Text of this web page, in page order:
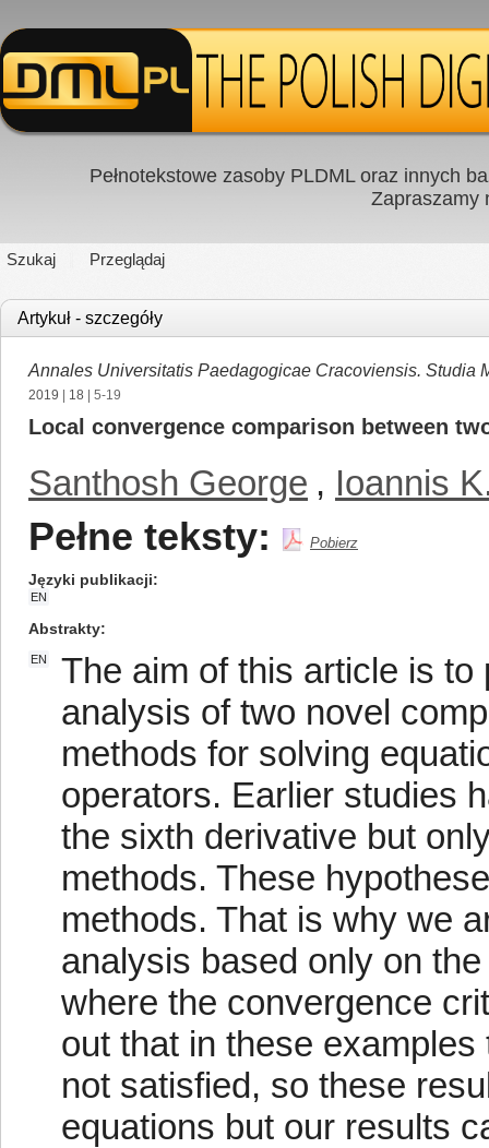
Pełnotekstowe zasoby PLDML oraz innych
Zapraszamy
Szukaj Przeglądaj
Artykuł - szczegóły
Annales Universitatis Paedagogicae Cracoviensis. Studia
2019 18 | 5-19
Local convergence comparison between
Santhosh George , Ioannis
Pełne teksty: Pobierz
Języki publikacji
EN
Abstrakty
EN
The aim of this article is
analysis of two novel
methods for solving
operators. Earlier studies
the sixth derivative but
methods. These
methods. That is why we
analysis based only on
where the convergence
out that in these
not satisfied, so these
equations but our results